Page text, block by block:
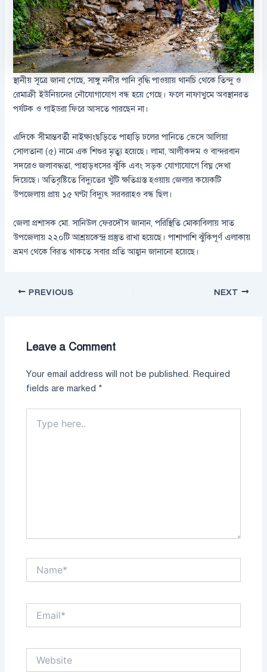
স্থানীয় সূত্রে জানা গেছে, সাঙ্গু নদীর পানি বৃদ্ধি পাওয়ায় থানচি থেকে তিন্দু ও
রেমাক্রী ইউনিয়নের নৌযোগাযোগ বন্ধ হয়ে গেছে। ফলে নাফাখুমে অবস্থানরত
পর্যটক ও গাইডরা ফিরে আসতে পারছেন না।
এদিকে সীমান্তবর্তী নাইক্ষ্যংছড়িতে পাহাড়ি ঢলের পানিতে ভেসে আলিয়া
সোলতানা (৫) নামে এক শিশুর মৃত্যু হয়েছে। লামা, আলীকদম ও বান্দরবান
সদরেও জলাবদ্ধতা, পাহাড়ধসের ঝুঁকি এবং সড়ক যোগাযোগে বিঘ্ন দেখা
দিয়েছে। অতিবৃষ্টিতে বিদ্যুতের খুঁটি ক্ষতিগ্রস্ত হওয়ায় জেলার কয়েকটি
উপজেলায় প্রায় ১৫ ঘণ্টা বিদ্যুৎ সরবরাহও বন্ধ ছিল।
জেলা প্রশাসক মো. সানিউল ফেরদৌস জানান, পরিস্থিতি মোকাবিলায় সাত
উপজেলায় ২২০টি আশ্রয়কেন্দ্র প্রস্তুত রাখা হয়েছে। পাশাপাশি ঝুঁকিপূর্ণ এলাকায়
ভ্রমণ থেকে বিরত থাকতে সবার প্রতি আহ্বান জানানো হয়েছে।
PREVIOUS NEXT
Leave a Comment
Your email address will not be published. Required
fields are marked *
here..